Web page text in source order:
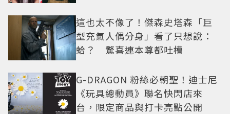
這也太不像了！傑森史塔森「巨
型充氣人偶分身」看了只想說：
蛤？ 驚喜連本尊都吐槽
G-DRAGON 粉絲必朝聖！迪士尼
《玩具總動員》聯名快閃店來
台，限定商品與打卡亮點公開